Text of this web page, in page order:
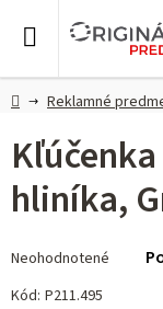
DomovReklamné
hliníka,
hodnotenie
produktu
Neohodnotené
Kód: P211.495